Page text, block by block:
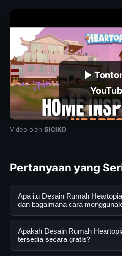
▶
Video oleh SICIKO
Pertanyaan yang
Apa itu Desain Rumah
dan bagaimana cara
Desain Rumah Heartopia:
layanan digital yang dirancang
pengguna mendapatkan
Apakah Desain Rumah
tersedia secara gratis?